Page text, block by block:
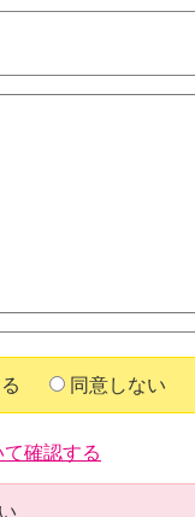
同意しない
確認する